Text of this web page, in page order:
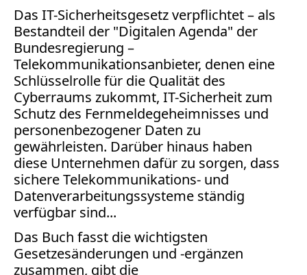
Das IT-Sicherheitsgesetz verpflichtet – als
Bestandteil der "Digitalen Agenda" der
Bundesregierung –
Telekommunikationsanbieter, denen eine
Schlüsselrolle für die Qualität des
Cyberraums zukommt, IT-Sicherheit zum
Schutz des Fernmeldegeheimnisses und
personenbezogener Daten zu
gewährleisten. Darüber hinaus haben
diese Unternehmen dafür zu sorgen, dass
sichere Telekommunikations- und
Datenverarbeitungssysteme ständig
verfügbar sind...
Das Buch fasst die wichtigsten
Gesetzesänderungen und -ergänzen
zusammen, gibt die
AGB
Abmahnung
Aktuelle
Stunde
BGH
Beleidigung
Datenschutz
Ebay
Facebook
Fotorecht
Google
Haftung
Influencer
Instagram